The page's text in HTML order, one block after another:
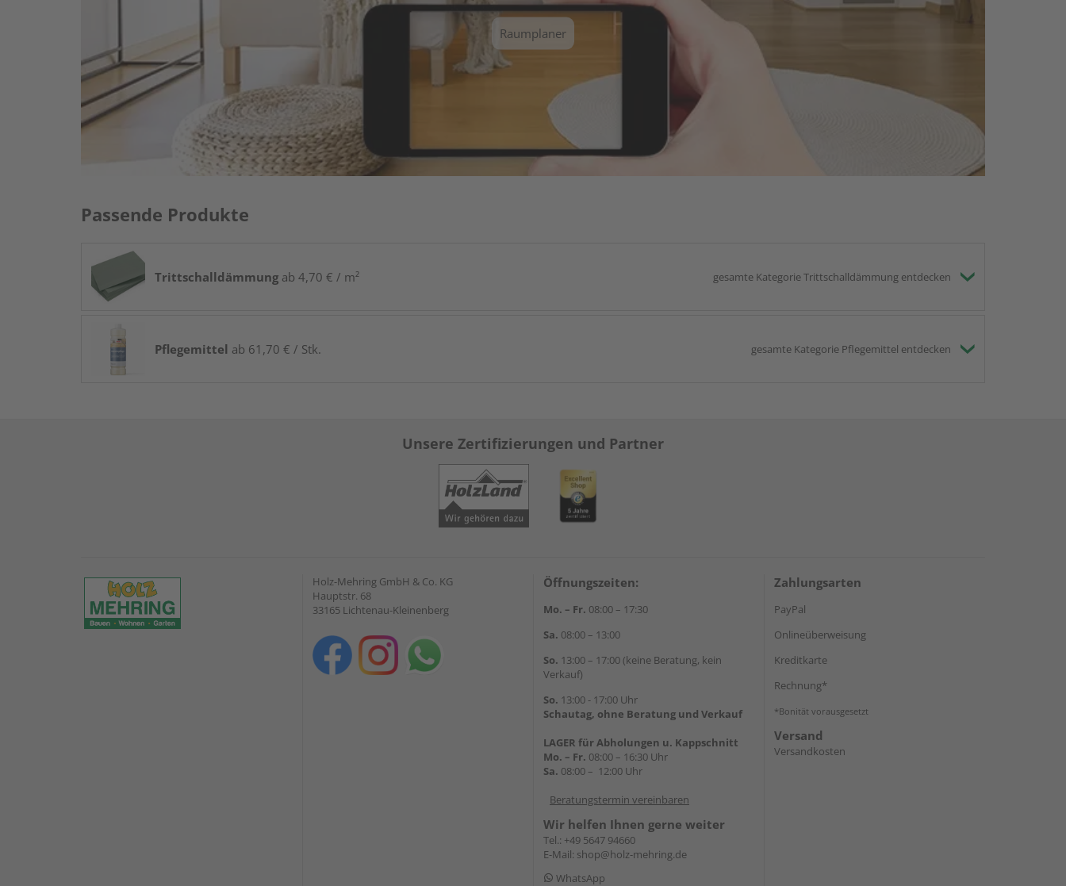
Raumplaner
Passende Produkte
Trittschalldämmung ab 4,70 € / m² gesamte Kategorie Trittschalldämmung entdecken
Pflegemittel ab 61,70 € / Stk. gesamte Kategorie Pflegemittel entdecken
Unsere Zertifizierungen und Partner
Holz-Mehring GmbH & Co. KG
Hauptstr. 68
33165 Lichtenau-Kleinenberg
Öffnungszeiten:
Mo. – Fr. 08:00 – 17:30
Sa. 08:00 – 13:00
So. 13:00 – 17:00 (keine Beratung, kein
Verkauf)
So. 13:00 - 17:00 Uhr
Schautag, ohne Beratung und Verkauf
LAGER für Abholungen u. Kappschnitt
Mo. – Fr. 08:00 – 16:30 Uhr
Sa. 08:00 – 12:00 Uhr
Beratungstermin vereinbaren
Wir helfen Ihnen gerne weiter
Tel.: +49 5647 94660
E-Mail: shop@holz-mehring.de
WhatsApp
Zahlungsarten
PayPal
Onlineüberweisung
Kreditkarte
Rechnung*
*Bonität vorausgesetzt
Versand
Versandkosten